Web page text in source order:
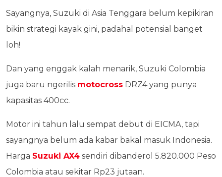
Sayangnya, Suzuki di Asia Tenggara belum kepikiran
bikin strategi kayak gini, padahal potensial banget
loh!
Dan yang enggak kalah menarik, Suzuki Colombia
juga baru ngerilis motocross DRZ4 yang punya
kapasitas 400cc.
Motor ini tahun lalu sempat debut di EICMA, tapi
sayangnya belum ada kabar bakal masuk Indonesia.
Harga Suzuki AX4 sendiri dibanderol 5.820.000 Peso
Colombia atau sekitar Rp23 jutaan.